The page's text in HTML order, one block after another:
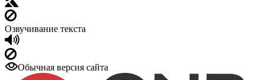
Озвучивание текста
Обычная версия сайта